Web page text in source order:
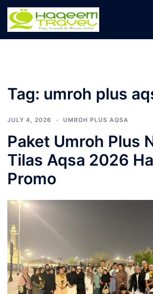
Skip
content
Tag: umroh plus
JULY 4, 2026 UMROH PLUS AQSA
Paket Umroh Plus
Tilas Aqsa 2026
Promo